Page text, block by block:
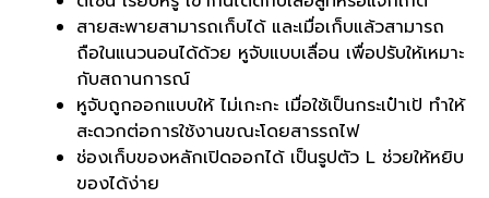
สายสะพายสามารถเก็บได้ และเมื่อเก็บแล้วสามารถ
ถือในแนวนอนได้ด้วย หูจับแบบเลื่อน เพื่อปรับให้เหมาะ
กับสถานการณ์
หูจับถูกออกแบบให้ ไม่เกะกะ เมื่อใช้เป็นกระเป๋าเป้ ทำให้
สะดวกต่อการใช้งานขณะโดยสารรถไฟ
ช่องเก็บของหลักเปิดออกได้ เป็นรูปตัว L ช่วยให้หยิบ
ของได้ง่าย